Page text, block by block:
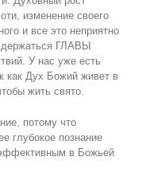
изменение своего
и все это неприятно
ГЛАВЫ
У нас уже есть
как Дух Божий живет в
жить свято.
потому что
глубокое познание
в Божьей